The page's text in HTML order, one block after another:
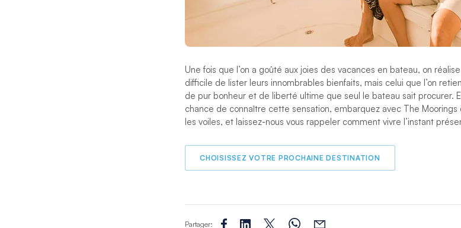
Une fois que l’on a goûté aux joies des vacances en bateau, on
difficile de lister leurs innombrables bienfaits, mais celui que l’on
de pur bonheur et de liberté ultime que seul le bateau sait procurer.
chance de connaître cette sensation, embarquez avec The Moorings
les voiles, et laissez-nous vous rappeler comment vivre l’instant
CHOISISSEZ VOTRE PROCHAINE DESTINATION
Partager: